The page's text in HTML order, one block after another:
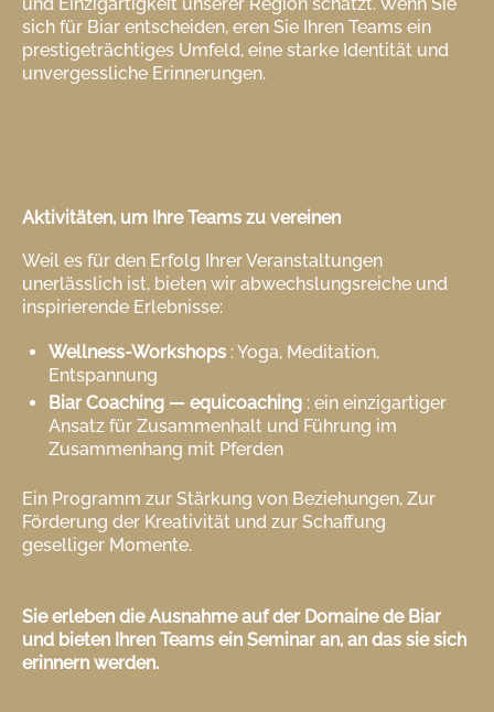
sich für Biar entscheiden, eren Sie Ihren Teams ein
prestigeträchtiges Umfeld, eine starke Identität und
unvergessliche Erinnerungen.
Aktivitäten, um Ihre Teams zu vereinen
Weil es für den Erfolg Ihrer Veranstaltungen
unerlässlich ist, bieten wir abwechslungsreiche und
inspirierende Erlebnisse:
Wellness-Workshops : Yoga, Meditation,
Entspannung
Biar Coaching — equicoaching : ein einzigartiger
Ansatz für Zusammenhalt und Führung im
Zusammenhang mit Pferden
Ein Programm zur Stärkung von Beziehungen, Zur
Förderung der Kreativität und zur Schaffung
geselliger Momente.
Sie erleben die Ausnahme auf der Domaine de Biar
und bieten Ihren Teams ein Seminar an, an das sie sich
erinnern werden.